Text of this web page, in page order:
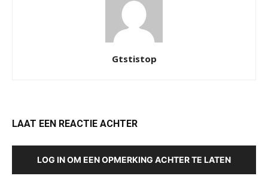
Gtstistop
LAAT EEN REACTIE ACHTER
LOG IN OM EEN OPMERKING ACHTER TE LATEN